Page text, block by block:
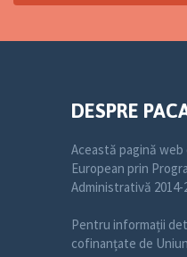
DESPRE
Această pagină
European prin
Administrativă 2014-
Pentru informații
cofinanțate de